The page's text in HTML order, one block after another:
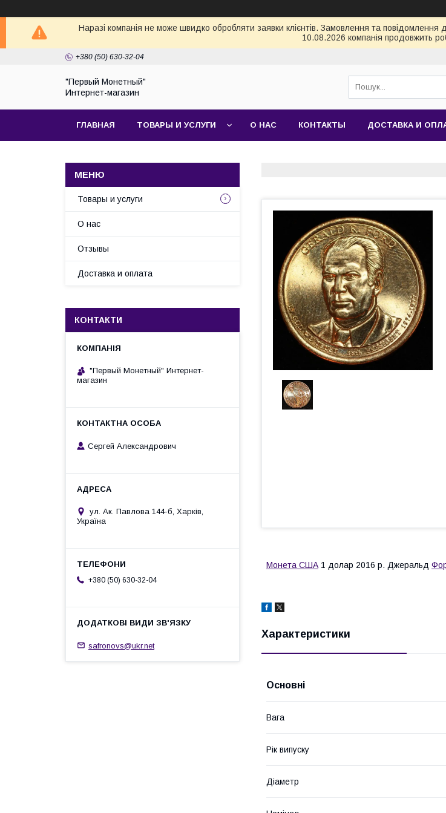
Наразі компанія не може швидко обробляти заявки клієнтів. Замовлення та
10.08.2026 компанія продовжить
+380 (50) 630-32-04
"Первый Монетный"
Интернет-магазин
ГЛАВНАЯ ТОВАРЫ И УСЛУГИ О НАС КОНТАКТЫ ДОСТАВКА И
Монета США 1 долар 2016 р. Джеральд
Характеристики
Основні
Вага
Рік випуску
Діаметр
Товары и услуги
О нас
Отзывы
Доставка и оплата
КОНТАКТИ
"Первый Монетный" Интернет-
магазин
Сергей Александрович
ул. Ак. Павлова 144-б, Харків,
Україна
+380 (50) 630-32-04
safronovs@ukr.net